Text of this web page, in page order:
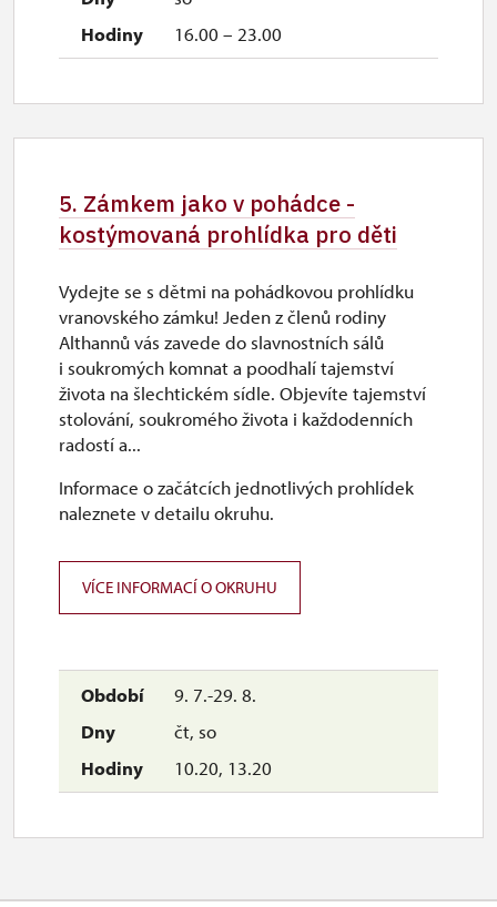
16.00 – 23.00
5. Zámkem jako v pohádce -
kostýmovaná prohlídka pro děti
9. 7.-29. 8.
čt, so
10.20, 13.20
Vydejte se s dětmi na pohádkovou prohlídku
vranovského zámku! Jeden z členů rodiny
Althannů vás zavede do slavnostních sálů
i soukromých komnat a poodhalí tajemství
života na šlechtickém sídle. Objevíte tajemství
stolování, soukromého života i každodenních
radostí a...
Informace o začátcích jednotlivých prohlídek
naleznete v detailu okruhu.
VÍCE INFORMACÍ O OKRUHU